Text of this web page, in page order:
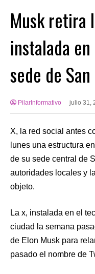
Musk retira
instalada
sede de
PilarInformativo julio 31,
X, la red social antes
lunes una estructura
de su sede central de
autoridades locales y
objeto.
La x, instalada en el
ciudad la semana
de Elon Musk para
pasado el nombre de